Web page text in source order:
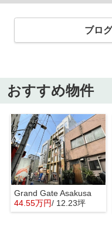
ブロ
おすすめ物件
Grand Gate Asakusa
44.55万円/ 12.23坪